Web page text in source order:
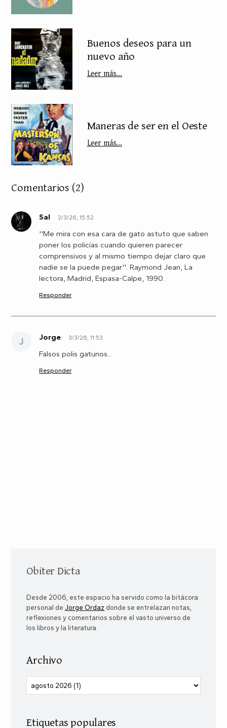
Buenos deseos para un
nuevo año
Leer más...
Maneras de ser en el Oeste
Leer más...
Comentarios (2)
S Sal 2/3/26, 15:52
''Me mira con esa cara de gato astuto que saben
poner los policías cuando quieren parecer
comprensivos y al mismo tiempo dejar claro que
nadie se la puede pegar''. Raymond Jean, La
lectora, Madrid, Espasa-Calpe, 1990.
Responder
J Jorge 3/3/26, 11:53
Falsos polis gatunos...
Responder
Obiter Dicta
Desde 2006, este espacio ha servido como la bitácora
personal de Jorge Ordaz donde se entrelazan notas,
reflexiones y comentarios sobre el vasto universo de
los libros y la literatura.
Archivo
Etiquetas populares